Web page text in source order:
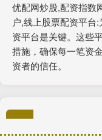
优配网炒股,配资指数
户,线上股票配资平台
资平台是关键。这些
措施，确保每一笔资
资者的信任。